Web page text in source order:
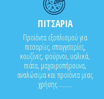
ΠΙΤΣΑΡΙΑ
Προϊόντα εξοπλισμού για
πιτσαρίες, σπαγγετερίες,
κουζίνες, φούρνοι, υαλικά,
πιάτα, μαχαιροπήρουνα,
αναλώσιμα και προϊόντα μιας
χρήσης..........